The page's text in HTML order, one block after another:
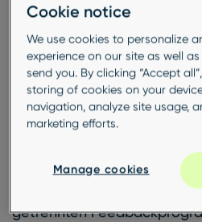
verwaltet wird.
Zum anderen wird von
jedes Jahr ein
durchgeführt, das aus einer
Stichprobe von Ländern
detaillierte Erkenntnisse
Doch wie lassen sich die
getrennten
Cookie notice
We use cookies to personalize
experience on our site as well
send you. By clicking “Accept
storing of cookies on your
navigation, analyze site usage,
marketing efforts.
Manage cookies